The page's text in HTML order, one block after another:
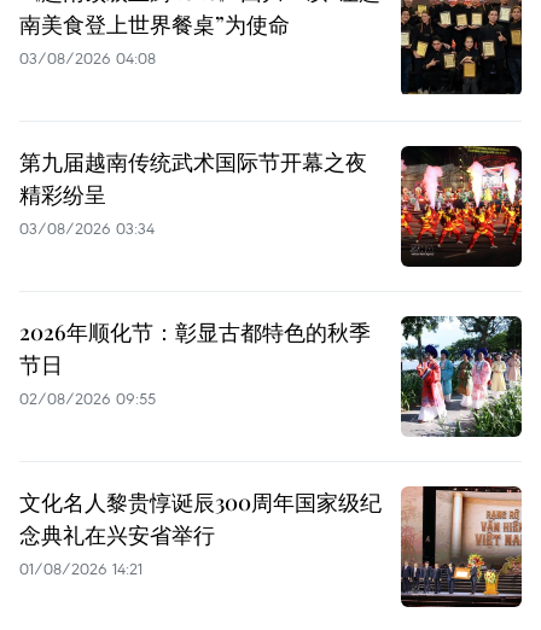
南美食登上世界餐桌”为使命
03/08/2026 04:08
第九届越南传统武术国际节开幕之夜
精彩纷呈
03/08/2026 03:34
2026年顺化节：彰显古都特色的秋季
节日
02/08/2026 09:55
文化名人黎贵惇诞辰300周年国家级纪
念典礼在兴安省举行
01/08/2026 14:21